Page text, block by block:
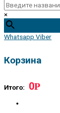
×
Whatsapp Viber
Корзина
Итого: 0Р